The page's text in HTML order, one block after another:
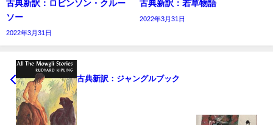
古典新訳：ロビンソン・クルー
ソー
2022年3月31日
古典新訳：若草物語
2022年3月31日
古典新訳：ジャングルブック